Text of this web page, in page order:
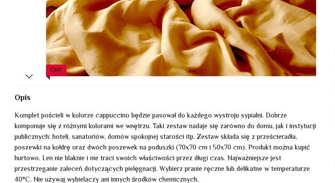
Опт
Opis
Komplet pościeli w kolorze cappuccino będzie pasował do każdego wystroju sypialni. Dobrze
komponuje się z różnymi kolorami we wnętrzu. Taki zestaw nadaje się zarówno do domu, jak i instytucji
publicznych: hoteli, sanatoriów, domów spokojnej starości itp. Zestaw składa się z prześcieradła,
poszewki na kołdrę oraz dwóch poszewek na poduszki (70x70 cm i 50x70 cm). Produkt można kupić
hurtowo. Len nie blaknie i nie traci swoich właściwości przez długi czas. Najważniejsze jest
przestrzeganie zaleceń dotyczących pielęgnacji. Wybierz pranie ręczne lub delikatne w temperaturze
40°C. Nie używaj wybielaczy ani innych środków chemicznych.